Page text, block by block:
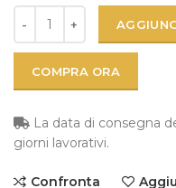
COMPRA ORA
La data di consegna
giorni lavorativi.
Confronta